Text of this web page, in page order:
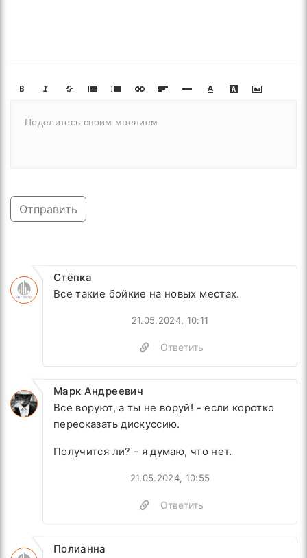
Отправить
Стёпка
Все такие бойкие на новых местах.
21.05.2024, 10:11
Ответить
Марк Андреевич
Все воруют, а ты не воруй! - если коротко
пересказать дискуссию.
Получится ли? - я думаю, что нет.
21.05.2024, 10:55
Ответить
Полианна